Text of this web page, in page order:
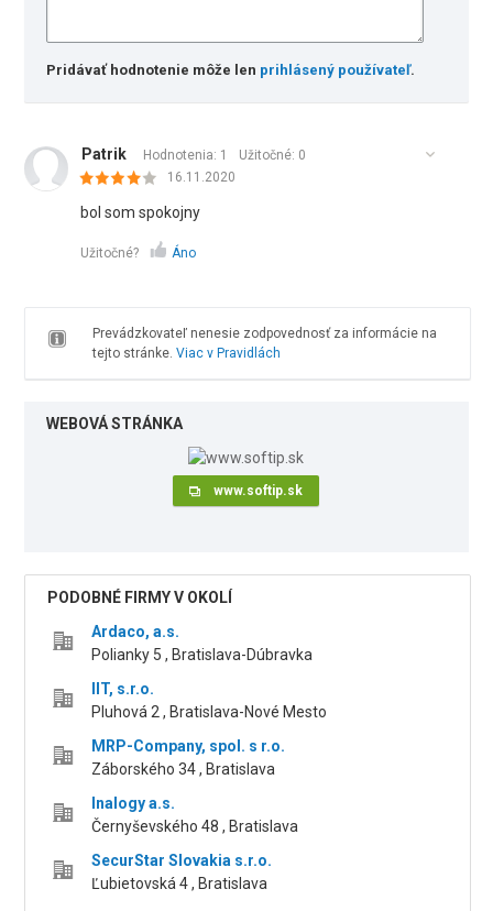
Pridávať hodnotenie môže len prihlásený používateľ.
Patrik Hodnotenia: 1 Užitočné: 0
16.11.2020
bol som spokojny
Užitočné? Áno
Prevádzkovateľ nenesie zodpovednosť za informácie na
tejto stránke. Viac v Pravidlách
WEBOVÁ STRÁNKA
www.softip.sk
PODOBNÉ FIRMY V OKOLÍ
Ardaco, a.s.
Polianky 5 , Bratislava-Dúbravka
IIT, s.r.o.
Pluhová 2 , Bratislava-Nové Mesto
MRP-Company, spol. s r.o.
Záborského 34 , Bratislava
Inalogy a.s.
Černyševského 48 , Bratislava
SecurStar Slovakia s.r.o.
Ľubietovská 4 , Bratislava